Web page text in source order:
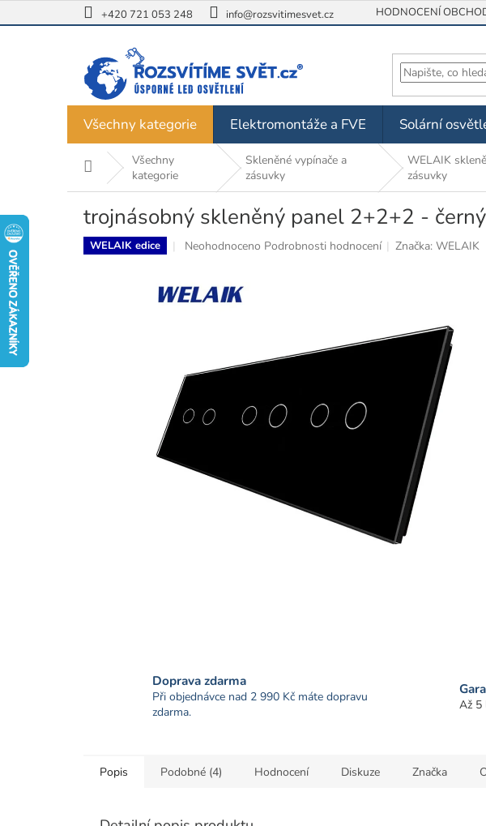
na
+420 721 053 248 info@rozsvitimesvet.cz HODNOCENÍ
Všechny kategorie Elektromontáže a FVE Solární
Domů Všechny
kategorie
Skleněné vypínače a
zásuvky
WELAIK
zásuvky
trojnásobný skleněný panel 2+2+2 - černý
WELAIK edice
Průměrné
je
0,0
Neohodnoceno Podrobnosti hodnocení Značka:WELAIK
Doprava zdarma
Při objednávce nad 2 990 Kč máte dopravu
zdarma.
Až 5
Popis Podobné (4) Hodnocení Diskuze Značka